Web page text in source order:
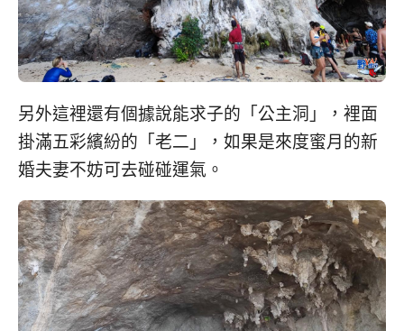
另外這裡還有個據說能求子的「公主洞」，裡面
掛滿五彩繽紛的「老二」，如果是來度蜜月的新
婚夫妻不妨可去碰碰運氣。